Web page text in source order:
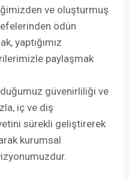
ve oluşturmuş
ödün
yaptığımız
paylaşmak
güvenirliliği ve
iç ve diş
sürekli geliştirerek
kurumsal